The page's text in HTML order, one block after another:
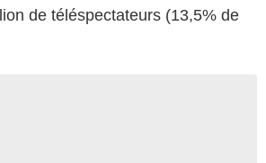
de téléspectateurs (13,5% de